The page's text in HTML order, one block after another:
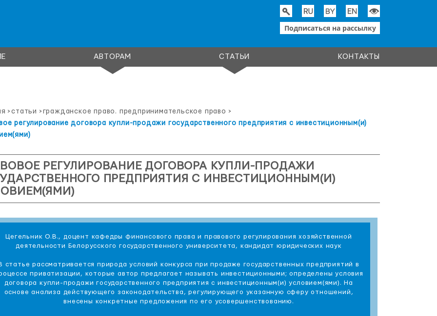
Подписаться на рассылку
АВТОРАМ СТАТЬИ КОНТАКТЫ
>статьи >гражданское право. предпринимательское право >
регулирование договора купли-продажи государственного предприятия с инвестиционным(и)
РЕГУЛИРОВАНИЕ ДОГОВОРА КУПЛИ-ПРОДАЖИ
ПРЕДПРИЯТИЯ С ИНВЕСТИЦИОННЫМ(И)
Цегельник О.В., доцент кафедры финансового права и правового регулирования хозяйственной
деятельности Белорусского государственного университета, кандидат юридических наук
статье рассматривается природа условий конкурса при продаже государственных предприятий в
приватизации, которые автор предлагает называть инвестиционными; определены условия
договора купли-продажи государственного предприятия с инвестиционным(и) условием(ями). На
основе анализа действующего законодательства, регулирующего указанную сферу отношений,
внесены конкретные предложения по его усовершенствованию.